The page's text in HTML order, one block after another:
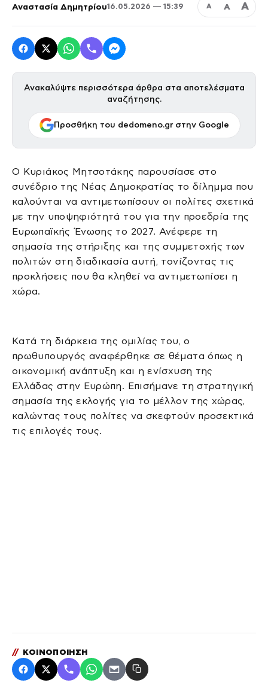
Αναστασία Δημητρίου16.05.2026 — 15:39 Α Α Α
Ανακαλύψτε περισσότερα άρθρα στα αποτελέσματα
αναζήτησης.
Προσθήκη του dedomeno.gr στην Google
Ο Κυριάκος Μητσοτάκης παρουσίασε στο
συνέδριο της Νέας Δημοκρατίας το δίλημμα που
καλούνται να αντιμετωπίσουν οι πολίτες σχετικά
με την υποψηφιότητά του για την προεδρία της
Ευρωπαϊκής Ένωσης το 2027. Ανέφερε τη
σημασία της στήριξης και της συμμετοχής των
πολιτών στη διαδικασία αυτή, τονίζοντας τις
προκλήσεις που θα κληθεί να αντιμετωπίσει η
χώρα.
Κατά τη διάρκεια της ομιλίας του, ο
πρωθυπουργός αναφέρθηκε σε θέματα όπως η
οικονομική ανάπτυξη και η ενίσχυση της
Ελλάδας στην Ευρώπη. Επισήμανε τη στρατηγική
σημασία της εκλογής για το μέλλον της χώρας,
καλώντας τους πολίτες να σκεφτούν προσεκτικά
τις επιλογές τους.
// ΚΟΙΝΟΠΟΙΗΣΗ